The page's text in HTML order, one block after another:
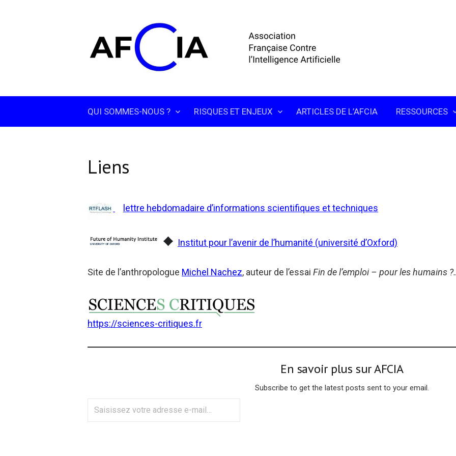
QUI SOMMES-NOUS ? RISQUES ET ENJEUX ARTICLES DE L’AFCIA RESSOURCES
Liens
lettre hebdomadaire d’informations scientifiques et techniques
Institut pour l’avenir de l’humanité (université d’Oxford)
Site de l’anthropologue Michel Nachez, auteur de l’essai Fin de l’emploi – pour les humains
https://sciences-critiques.fr
En savoir plus sur AFCIA
Subscribe to get the latest posts sent to your email.
Saisissez
votre